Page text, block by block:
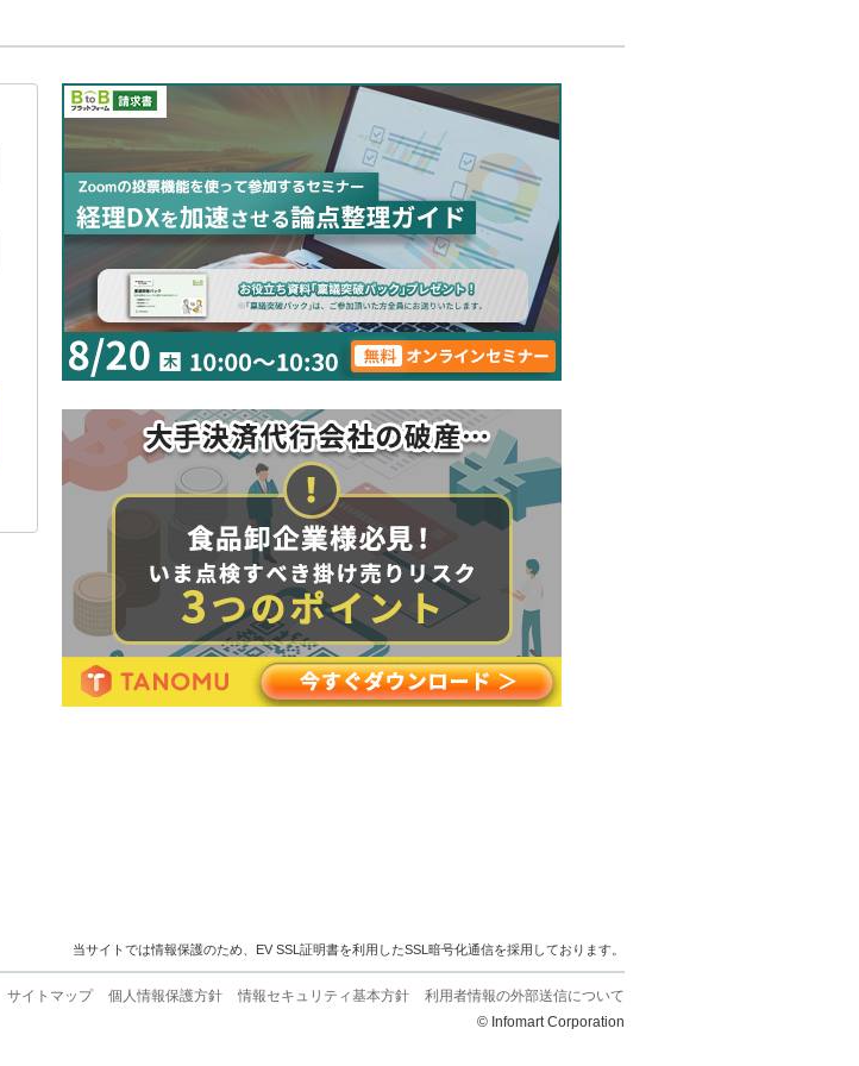
当サイトでは情報保護のため、EV SSL証明書を利用したSSL暗号化通信を採用しております。
サイトマップ 個人情報保護方針 情報セキュリティ基本方針
利用者情報の外部送信について
© Infomart Corporation